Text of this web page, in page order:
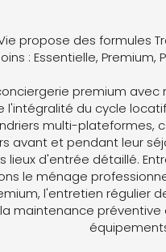
propose des formules
: Essentielle, Premium,
premium avec
l'intégralité du cycle
multi-plateformes,
avant et pendant leur
lieux d'entrée détaillé.
le ménage
l'entretien régulier
maintenance